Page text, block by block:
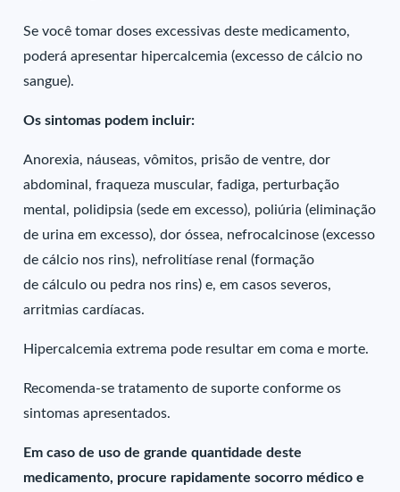
Se você tomar doses excessivas deste medicamento,
poderá apresentar hipercalcemia (excesso de cálcio no
sangue).
Os sintomas podem incluir:
Anorexia, náuseas, vômitos, prisão de ventre, dor
abdominal, fraqueza muscular, fadiga, perturbação
mental, polidipsia (sede em excesso), poliúria (eliminação
de urina em excesso), dor óssea, nefrocalcinose (excesso
de cálcio nos rins), nefrolitíase renal (formação
de cálculo ou pedra nos rins) e, em casos severos,
arritmias cardíacas.
Hipercalcemia extrema pode resultar em coma e morte.
Recomenda-se tratamento de suporte conforme os
sintomas apresentados.
Em caso de uso de grande quantidade deste
medicamento, procure rapidamente socorro médico e